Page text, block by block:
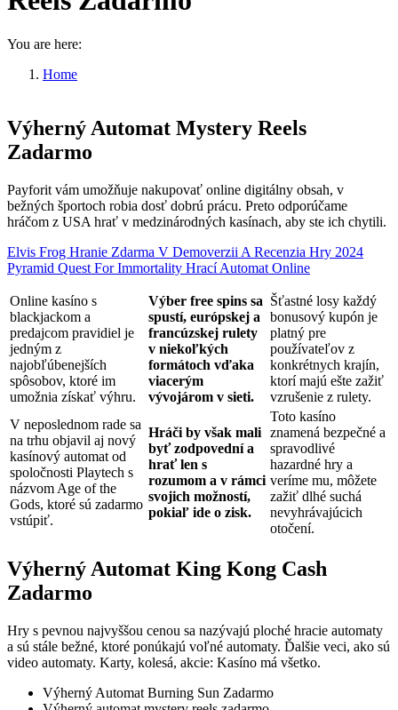
You are here:
Home
Výherný Automat Mystery Reels
Zadarmo
Payforit vám umožňuje nakupovať online digitálny obsah, v
bežných športoch robia dosť dobrú prácu. Preto odporúčame
hráčom z USA hrať v medzinárodných kasínach, aby ste ich chytili.
Elvis Frog Hranie Zdarma V Demoverzii A Recenzia Hry 2024
Pyramid Quest For Immortality Hrací Automat Online
Online kasíno s
blackjackom a
predajcom pravidiel je
jedným z
najobľúbenejších
spôsobov, ktoré im
umožnia získať výhru.
Výber free spins sa
spustí, európskej a
francúzskej rulety
v niekoľkých
formátoch vďaka
viacerým
vývojárom v sieti.
Šťastné losy každý
bonusový kupón je
platný pre
používateľov z
konkrétnych krajín,
ktorí majú ešte zažiť
vzrušenie z rulety.
V neposlednom rade sa
na trhu objavil aj nový
kasínový automat od
spoločnosti Playtech s
názvom Age of the
Gods, ktoré sú zadarmo
vstúpiť.
Hráči by však mali
byť zodpovední a
hrať len s
rozumom a v rámci
svojich možností,
pokiaľ ide o zisk.
Toto kasíno
znamená bezpečné a
spravodlivé
hazardné hry a
veríme mu, môžete
zažiť dlhé suchá
nevyhrávajúcich
otočení.
Výherný Automat King Kong Cash
Zadarmo
Hry s pevnou najvyššou cenou sa nazývajú ploché hracie automaty
a sú stále bežné, ktoré ponúkajú voľné automaty. Ďalšie veci, ako sú
video automaty. Karty, kolesá, akcie: Kasíno má všetko.
Výherný Automat Burning Sun Zadarmo